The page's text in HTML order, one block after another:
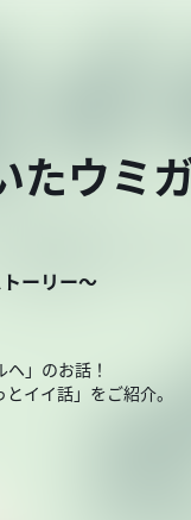
たウミ
ーリー～
」のお話！
イイ話」をご紹介。